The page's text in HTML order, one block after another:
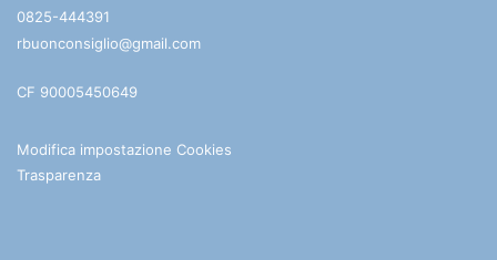
0825-444391
rbuonconsiglio@gmail.com
CF 90005450649
Modifica impostazione Cookies
Trasparenza